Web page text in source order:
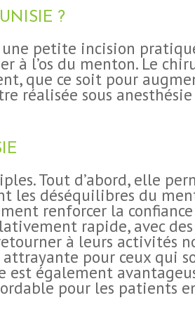
?
petite incision
à l’os du menton. Le
que ce soit pour
réalisée sous
Tout d’abord, elle
les déséquilibres du
renforcer la confiance
rapide, avec
à leurs activités
pour ceux qui
est également
pour les patients